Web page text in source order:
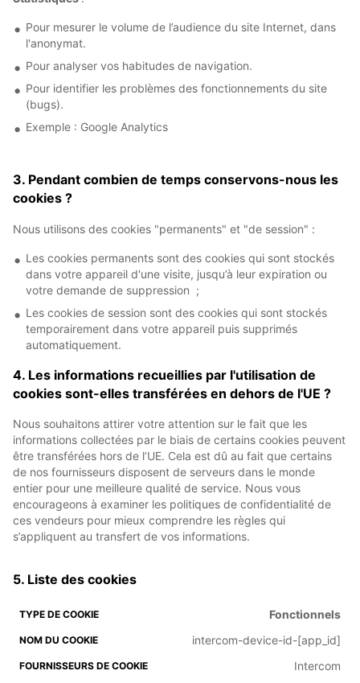
Pour mesurer le volume de l’audience du site Internet, dans
l'anonymat.
Pour analyser vos habitudes de navigation.
Pour identifier les problèmes des fonctionnements du site
(bugs).
Exemple : Google Analytics
3. Pendant combien de temps conservons-nous les
cookies ?
Nous utilisons des cookies "permanents" et "de session" :
Les cookies permanents sont des cookies qui sont stockés
dans votre appareil d'une visite, jusqu’à leur expiration ou
votre demande de suppression ;
Les cookies de session sont des cookies qui sont stockés
temporairement dans votre appareil puis supprimés
automatiquement.
4. Les informations recueillies par l'utilisation de
cookies sont-elles transférées en dehors de l'UE ?
Nous souhaitons attirer votre attention sur le fait que les
informations collectées par le biais de certains cookies peuvent
être transférées hors de l’UE. Cela est dû au fait que certains
de nos fournisseurs disposent de serveurs dans le monde
entier pour une meilleure qualité de service. Nous vous
encourageons à examiner les politiques de confidentialité de
ces vendeurs pour mieux comprendre les règles qui
s’appliquent au transfert de vos informations.
5. Liste des cookies
Fonctionnels
intercom-device-id-[app_id]
Intercom